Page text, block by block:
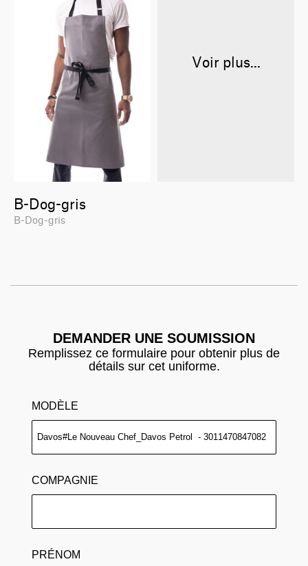
B-Dog-gris
B-Dog-gris
Voir plus...
DEMANDER UNE SOUMISSION
Remplissez ce formulaire pour obtenir plus de
détails sur cet uniforme.
MODÈLE
COMPAGNIE
PRÉNOM